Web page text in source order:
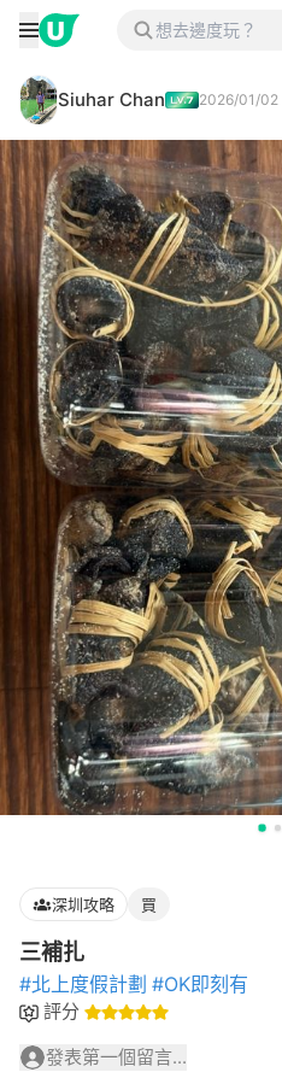
Siuhar Chan 2026/01/02
深圳攻略 買
三補扎
#北上度假計劃 #OK即刻有
評分
發表第一個留言...